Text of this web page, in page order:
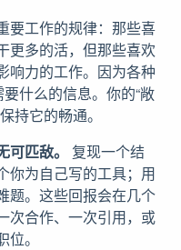
要工作的规律：那些喜
更多的活，但那些喜欢
响力的工作。因为各种
什么的信息。你的“敞
持它的畅通。
匹敌。
复现一个结
你为自己写的工具；用
题。这些回报会在几个
合作、一次引用，或
。